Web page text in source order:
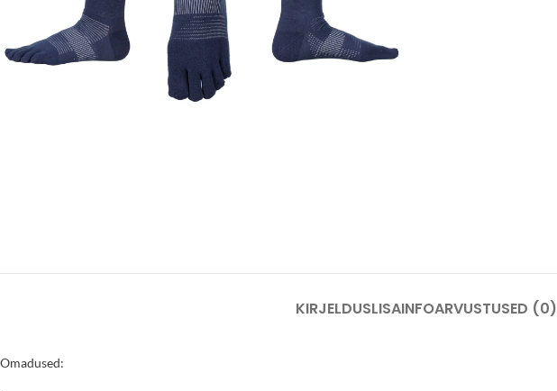
KIRJELDUSLISAINFOARVUSTUSED (0)
Omadused: